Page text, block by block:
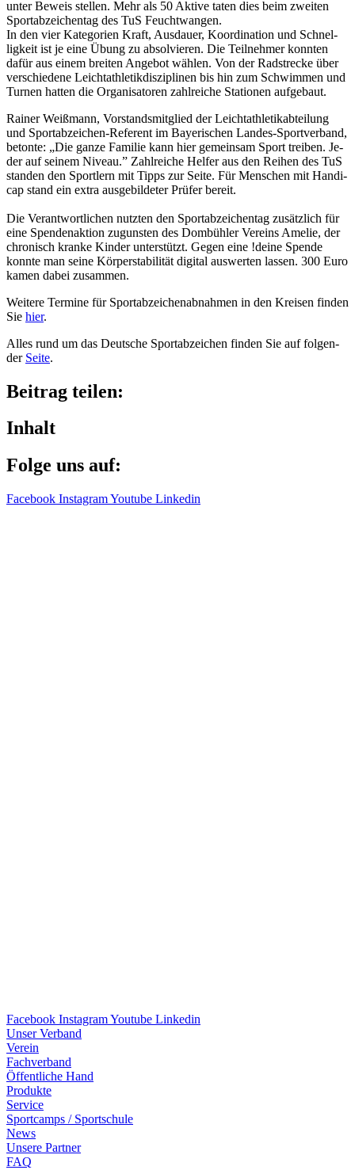
unter Be­weis stel­len. Mehr als 50 Aktive ta­ten dies beim zwei­ten
Sportabzei­chentag des TuS Feucht­wan­gen.
In den vier Kate­go­rien Kraft, Ausdauer, Koor­di­na­tion und Schnel­
lig­keit ist je eine Übung zu absol­vie­ren. Die Teil­neh­mer konn­ten
dafür aus einem brei­ten Ange­bot wählen. Von der Radstre­cke über
verschie­dene Leichtathletik­disziplinen bis hin zum Schwim­men und
Turnen hatten die Orga­nisatoren zahl­rei­che Statio­nen aufgebaut.
Rainer Weiß­mann, Vorstandsmit­glied der Leicht­ath­le­tik­ab­tei­lung
und Sport­ab­zei­chen-Refe­rent im Baye­ri­schen Landes-Sport­ver­band,
betonte: „Die ganze Fami­lie kann hier gemein­sam Sport trei­ben. Je­
der auf seinem Niveau.” Zahl­rei­che Helfer aus den Reihen des TuS
stan­den den Sport­lern mit Tipps zur Seite. Für Menschen mit Handi­
cap stand ein extra ausge­bil­de­ter Prüfer bereit.
Die Verant­wort­li­chen nutz­ten den Sport­ab­zei­chen­tag zusätz­lich für
eine Spen­den­ak­tion zuguns­ten des Dombüh­ler Vereins Amelie, der
chro­nisch kranke Kinder unter­stützt. Gegen eine !deine Spende
konnte man seine Körper­sta­bi­li­tät digi­tal auswer­ten lassen. 300 Euro
kamen dabei zusammen.
Weitere Termine für Sport­ab­zei­chen­ab­nah­men in den Krei­sen finden
Sie hier.
Alles rund um das Deut­sche Sport­ab­zei­chen finden Sie auf folgen­
der Seite.
Beitrag teilen:
Inhalt
Folge uns auf:
Facebook InstagramYoutube Linkedin
Facebook InstagramYoutube Linkedin
Unser Verband
Verein
Fach­ver­band
Öffent­li­che Hand
Produkte
Service
Sport­camps / Sportschule
News
Unsere Part­ner
FAQ